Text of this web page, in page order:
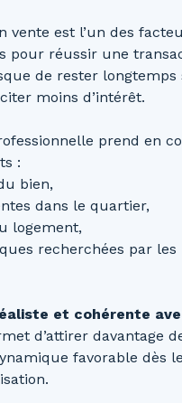
vente est l’un des
pour réussir une
de rester longtemps
moins d’intérêt.
prend en
:
bien,
dans le quartier,
logement,
recherchées par les
et cohérente
d’attirer davantage
favorable dès